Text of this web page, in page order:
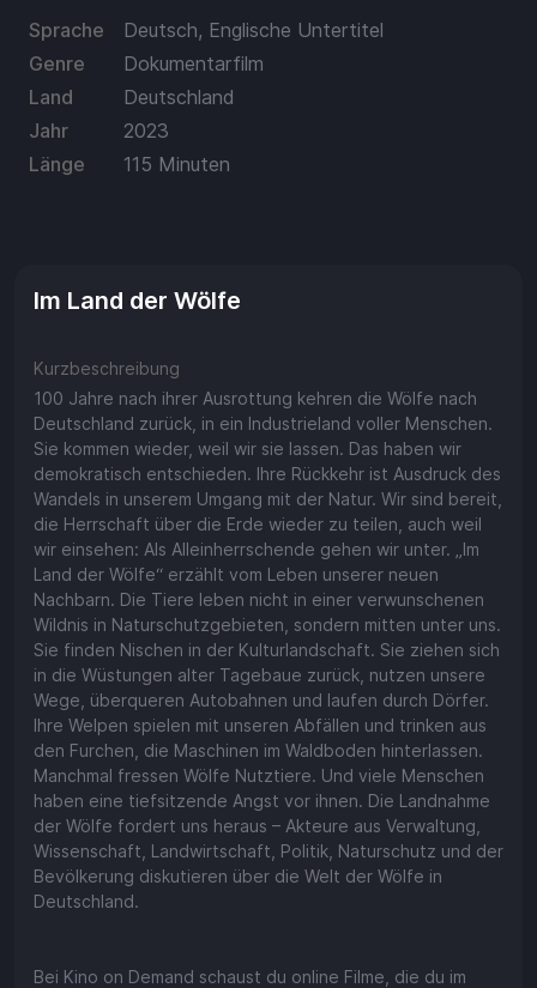
Sprache
Deutsch, Englische Untertitel
Genre
Dokumentarfilm
Land
Deutschland
Jahr
2023
Länge
115 Minuten
Im Land der Wölfe
Kurzbeschreibung
100 Jahre nach ihrer Ausrottung kehren die Wölfe nach
Deutschland zurück, in ein Industrieland voller Menschen.
Sie kommen wieder, weil wir sie lassen. Das haben wir
demokratisch entschieden. Ihre Rückkehr ist Ausdruck des
Wandels in unserem Umgang mit der Natur. Wir sind bereit,
die Herrschaft über die Erde wieder zu teilen, auch weil
wir einsehen: Als Alleinherrschende gehen wir unter. „Im
Land der Wölfe“ erzählt vom Leben unserer neuen
Nachbarn. Die Tiere leben nicht in einer verwunschenen
Wildnis in Naturschutzgebieten, sondern mitten unter uns.
Sie finden Nischen in der Kulturlandschaft. Sie ziehen sich
in die Wüstungen alter Tagebaue zurück, nutzen unsere
Wege, überqueren Autobahnen und laufen durch Dörfer.
Ihre Welpen spielen mit unseren Abfällen und trinken aus
den Furchen, die Maschinen im Waldboden hinterlassen.
Manchmal fressen Wölfe Nutztiere. Und viele Menschen
haben eine tiefsitzende Angst vor ihnen. Die Landnahme
der Wölfe fordert uns heraus – Akteure aus Verwaltung,
Wissenschaft, Landwirtschaft, Politik, Naturschutz und der
Bevölkerung diskutieren über die Welt der Wölfe in
Deutschland.
Bei Kino on Demand schaust du online Filme, die du im